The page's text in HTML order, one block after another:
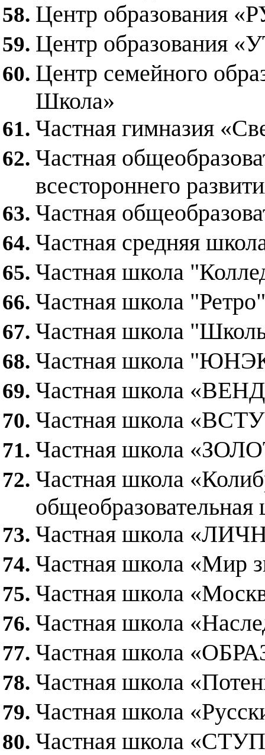
Центр
Центр образования
Центр семейного
Школа»
Частная гимназия
Частная
всестороннего
Частная
Частная средняя
Частная школа
Частная школа "Ретро"
Частная школа
Частная школа
Частная школа
Частная школа
Частная школа
Частная школа
общеобразовательная
Частная школа
Частная школа «Мир
Частная школа
Частная школа
Частная школа
Частная школа
Частная школа
Частная школа